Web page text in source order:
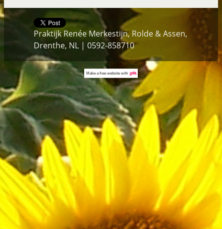
Praktijk Renée Merkestijn, Rolde & Assen,
Drenthe, NL | 0592-858710
Make a free websitewith